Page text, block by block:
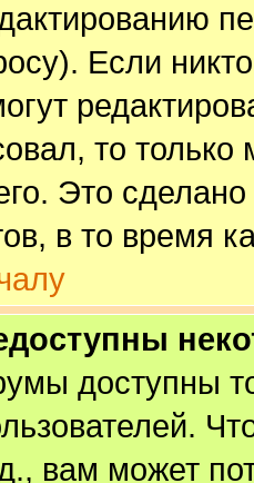
Если
то
Это
в то время
доступны
вам может